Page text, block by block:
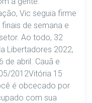
Vic seguia firme
de semana e
Ao todo, 32
Libertadores 2022,
de abril. Cauã e
2012Vitória 15
é obcecado por
com sua